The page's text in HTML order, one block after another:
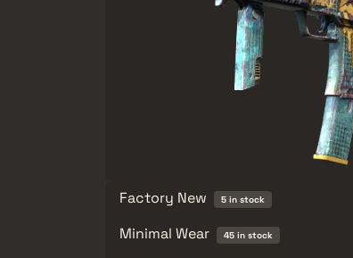
Factory New 5 in stock
Minimal Wear
45 in stock